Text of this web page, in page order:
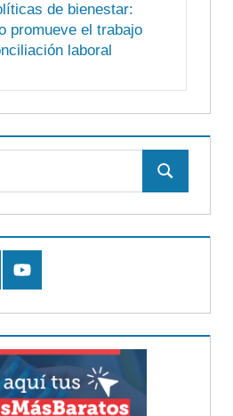
de bienestar:
promueve el trabajo
laboral
Buscar
Youtube